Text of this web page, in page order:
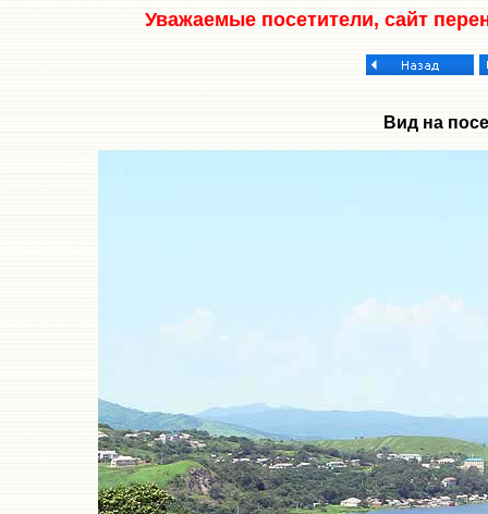
Уважаемые посетители, сайт
Вид на